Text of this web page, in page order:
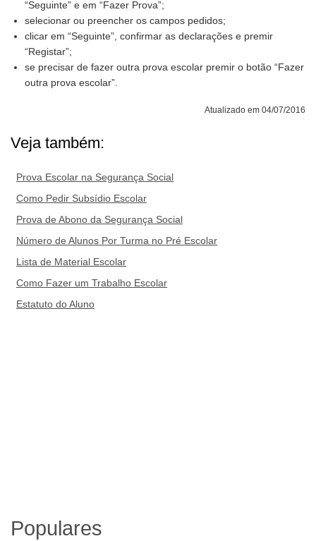
“Seguinte” e em “Fazer Prova”;
selecionar ou preencher os campos pedidos;
clicar em “Seguinte”, confirmar as declarações e premir
“Registar”;
se precisar de fazer outra prova escolar premir o botão “Fazer
outra prova escolar”.
Atualizado em 04/07/2016
Veja também:
Prova Escolar na Segurança Social
Como Pedir Subsídio Escolar
Prova de Abono da Segurança Social
Número de Alunos Por Turma no Pré Escolar
Lista de Material Escolar
Como Fazer um Trabalho Escolar
Estatuto do Aluno
Populares